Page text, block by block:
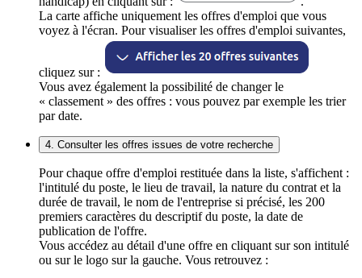
La carte affiche uniquement les offres d'emploi que vous
voyez à l'écran. Pour visualiser les offres d'emploi suivantes,
cliquez sur :
Vous avez également la possibilité de changer le
« classement » des offres : vous pouvez par exemple les trier
par date.
4. Consulter les offres issues de votre recherche
Pour chaque offre d'emploi restituée dans la liste, s'affichent :
l'intitulé du poste, le lieu de travail, la nature du contrat et la
durée de travail, le nom de l'entreprise si précisé, les 200
premiers caractères du descriptif du poste, la date de
publication de l'offre.
Vous accédez au détail d'une offre en cliquant sur son intitulé
ou sur le logo sur la gauche. Vous retrouvez :